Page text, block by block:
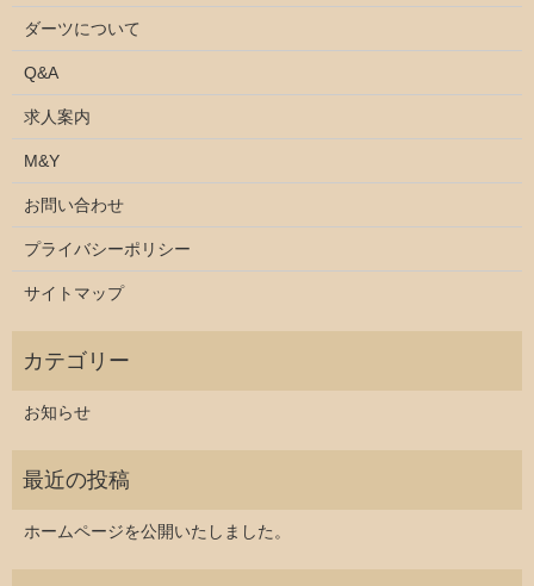
ダーツについて
Q&A
求人案内
M&Y
お問い合わせ
プライバシーポリシー
サイトマップ
お知らせ
ホームページを公開いたしました。